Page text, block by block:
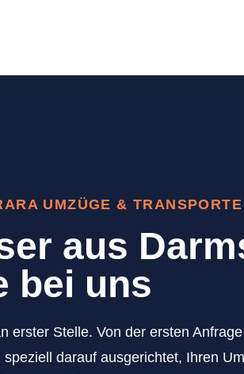
UMZÜGE & TRANSPORTE
aus
bei uns
Stelle. Von der ersten
darauf ausgerichtet, Ihren